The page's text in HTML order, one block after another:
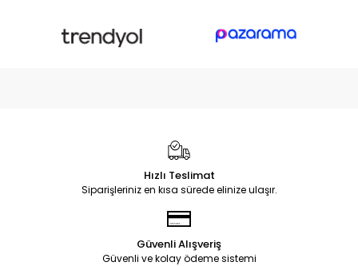
Hızlı Teslimat
Siparişleriniz en kısa sürede elinize ulaşır.
Güvenli Alışveriş
Güvenli ve kolay ödeme sistemi